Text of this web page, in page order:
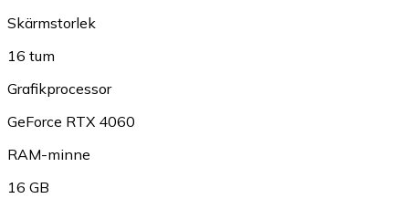
Skärmstorlek
16 tum
Grafikprocessor
GeForce RTX 4060
RAM-minne
16 GB